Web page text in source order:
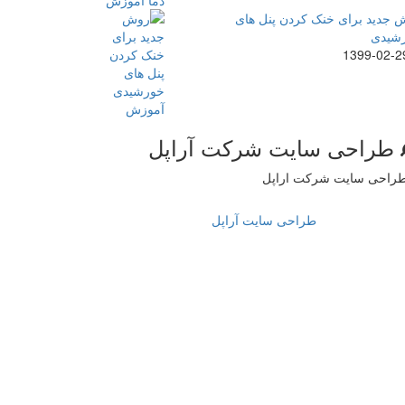
جدید برای خنک کردن پنل های
1399-02-
طراحی سایت شرکت آراپل
طراحی سایت آراپل